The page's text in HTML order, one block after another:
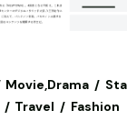
Movie,Drama
Travel Fashion